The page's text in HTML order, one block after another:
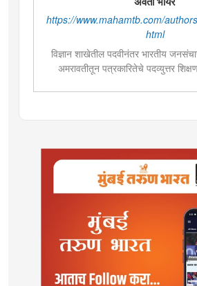
https://www.mahamtb.com/
html
विज्ञान शाखेतील पदवीनंतर भारतीय
अमरावतीतून पत्रकारितेचे पदव्युत्तर
राजकारण या विषयात विशेष रस.